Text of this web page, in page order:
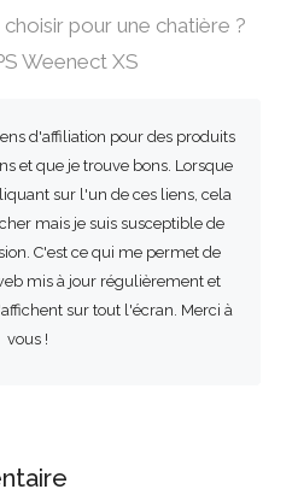
pour une chatière ?
Weenect XS
d'affiliation pour des produits
et que je trouve bons. Lorsque
sur l'un de ces liens, cela
mais je suis susceptible de
C'est ce qui me permet de
mis à jour régulièrement et
sur tout l'écran. Merci à
vous !